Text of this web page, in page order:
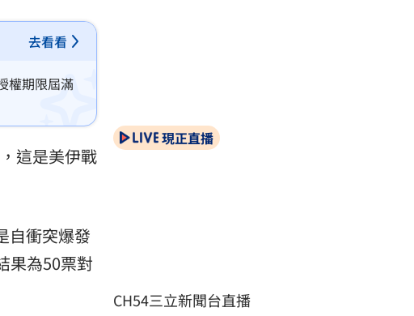
去看看
權期限屆滿
，這是美伊戰
自衝突爆發
果為50票對
現正直播
CH54三立新聞台直播